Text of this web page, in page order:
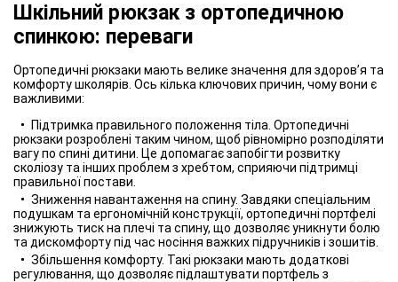
Шкільний рюкзак з ортопедичною
спинкою: переваги
Ортопедичні рюкзаки мають велике значення для здоров’я та
комфорту школярів. Ось кілька ключових причин, чому вони є
важливими:
Підтримка правильного положення тіла. Ортопедичні
рюкзаки розроблені таким чином, щоб рівномірно розподіляти
вагу по спині дитини. Це допомагає запобігти розвитку
сколіозу та інших проблем з хребтом, сприяючи підтримці
правильної постави.
Зниження навантаження на спину. Завдяки спеціальним
подушкам та ергономічній конструкції, ортопедичні портфелі
знижують тиск на плечі та спину, що дозволяє уникнути болю
та дискомфорту під час носіння важких підручників і зошитів.
Збільшення комфорту. Такі рюкзаки мають додаткові
регулювання, що дозволяє підлаштувати портфель з